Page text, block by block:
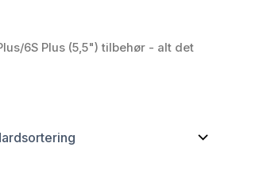
6S Plus (5,5") tilbehør - alt det